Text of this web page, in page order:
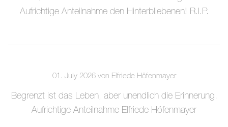
Aufrichtige Anteilnahme den Hinterbliebenen! R.I.P.
01. July 2026 von Elfriede Höfenmayer
Begrenzt ist das Leben, aber unendlich die Erinnerung.
Aufrichtige Anteilnahme Elfriede Höfenmayer